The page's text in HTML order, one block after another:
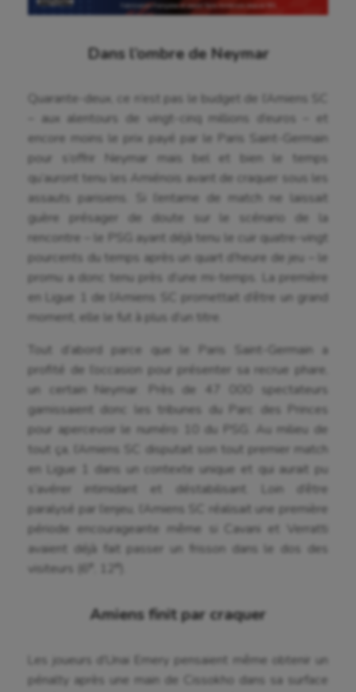
Dans l’ombre de Neymar
Quarante-deux, ce n’est pas le budget de l’Amiens SC
– aux alentours de vingt-cinq millions d’euros – et
encore moins le prix payé par le Paris Saint-Germain
pour s’offrir Neymar mais bel et bien le temps
qu’auront tenu les Amiénois avant de craquer sous les
assauts parisiens. Si l’entame de match ne laissait
guère présager de doute sur le scénario de la
rencontre – le PSG ayant déjà tenu le cuir quatre-vingt
pourcents du temps après un quart d’heure de jeu – le
promu a donc tenu près d’une mi-temps. La première
en Ligue 1 de l’Amiens SC promettait d’être un grand
moment, elle le fut à plus d’un titre.
Tout d’abord parce que le Paris Saint-Germain a
profité de l’occasion pour présenter sa recrue phare,
un certain Neymar. Près de 47 000 spectateurs
garnissaient donc les tribunes du Parc des Princes
pour apercevoir le numéro 10 du PSG. Au milieu de
tout ça, l’Amiens SC disputait son tout premier match
en Ligue 1 dans un contexte unique et qui aurait pu
s’avérer intimidant et déstabilisant. Loin d’être
paralysé par l’enjeu, l’Amiens SC réalisait une première
période encourageante même si Cavani et Verratti
avaient déjà fait passer un frisson dans le dos des
visiteurs (6
e e
Amiens finit par craquer
Les joueurs d’Unai Emery pensaient même obtenir un
pénalty après une main de Cissokho dans sa surface